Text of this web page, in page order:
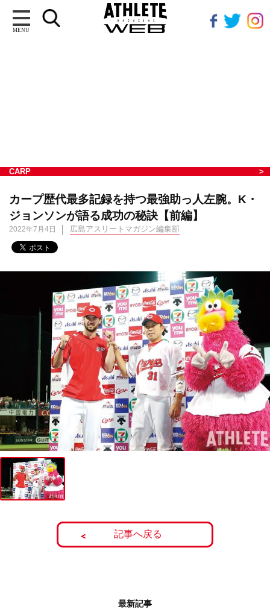
MENU
CARP
カープ歴代最多記録を持つ最強助っ人左腕。K・
ジョンソンが語る成功の秘訣【前編】
2022年7月4日 広島アスリートマガジン編集部
記事へ戻る
最新記事